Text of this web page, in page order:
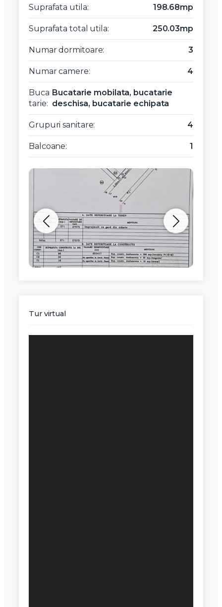
Suprafata utila: 198.68mp
Suprafata total utila: 250.03mp
Numar dormitoare: 3
Numar camere: 4
Buca
tarie:
Bucatarie mobilata, bucatarie
deschisa, bucatarie echipata
Grupuri sanitare: 4
Balcoane: 1
Tur virtual